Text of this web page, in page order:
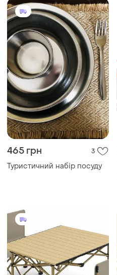
465 грн 3
Туристичний набір посуду